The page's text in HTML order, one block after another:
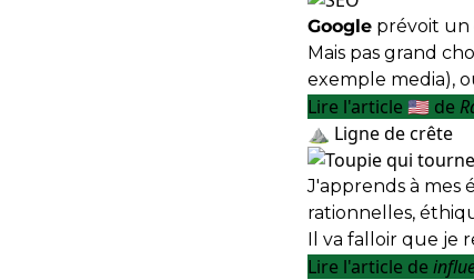
Google prévoit un
Mais pas grand
exemple media),
Lire l'article 🇺🇸 de
⛰ Ligne de crête
J'apprends à mes
rationnelles,
Il va falloir que je
Lire l'article de